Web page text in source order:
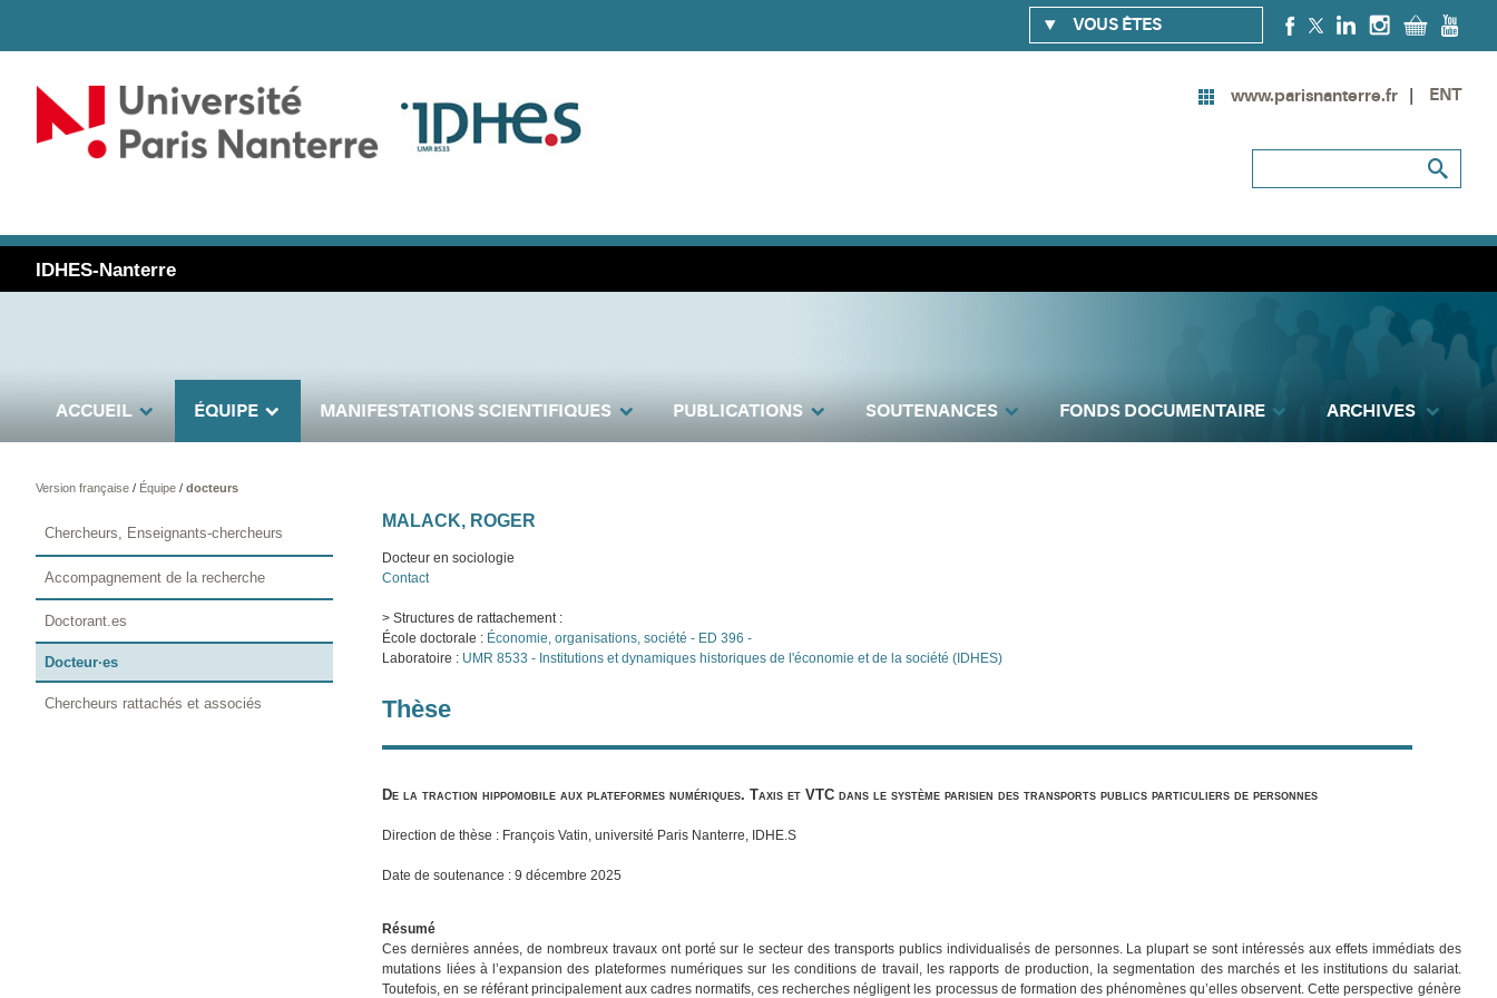
VOUS ÊTES
www.parisnanterre.fr ENT
IDHES-Nanterre
ACCUEIL ÉQUIPE MANIFESTATIONS SCIENTIFIQUES PUBLICATIONS SOUTENANCES FONDS DOCUMENTAIRE ARCHIVES
Version française/ Équipe/ docteurs
MALACK, ROGER
Docteur en sociologie
Contact
> Structures de rattachement :
École doctorale : Économie, organisations, société - ED 396 -
Laboratoire : UMR 8533 - Institutions et dynamiques historiques de l'économie et de la société (IDHES)
Thèse
De la traction hippomobile aux plateformes numériques. Taxis et VTC dans le système parisien des transports publics particuliers de personnes
Direction de thèse : François Vatin, université Paris Nanterre, IDHE.S
Date de soutenance : 9 décembre 2025
Résumé
Ces dernières années, de nombreux travaux ont porté sur le secteur des transports publics individualisés de personnes. La plupart se sont intéressés aux effets immédiats des
mutations liées à l’expansion des plateformes numériques sur les conditions de travail, les rapports de production, la segmentation des marchés et les institutions du salariat.
Toutefois, en se référant principalement aux cadres normatifs, ces recherches négligent les processus de formation des phénomènes qu’elles observent. Cette perspective génère
Chercheurs, Enseignants-chercheurs
Accompagnement de la recherche
Doctorant.es
Docteur·es
Chercheurs rattachés et associés